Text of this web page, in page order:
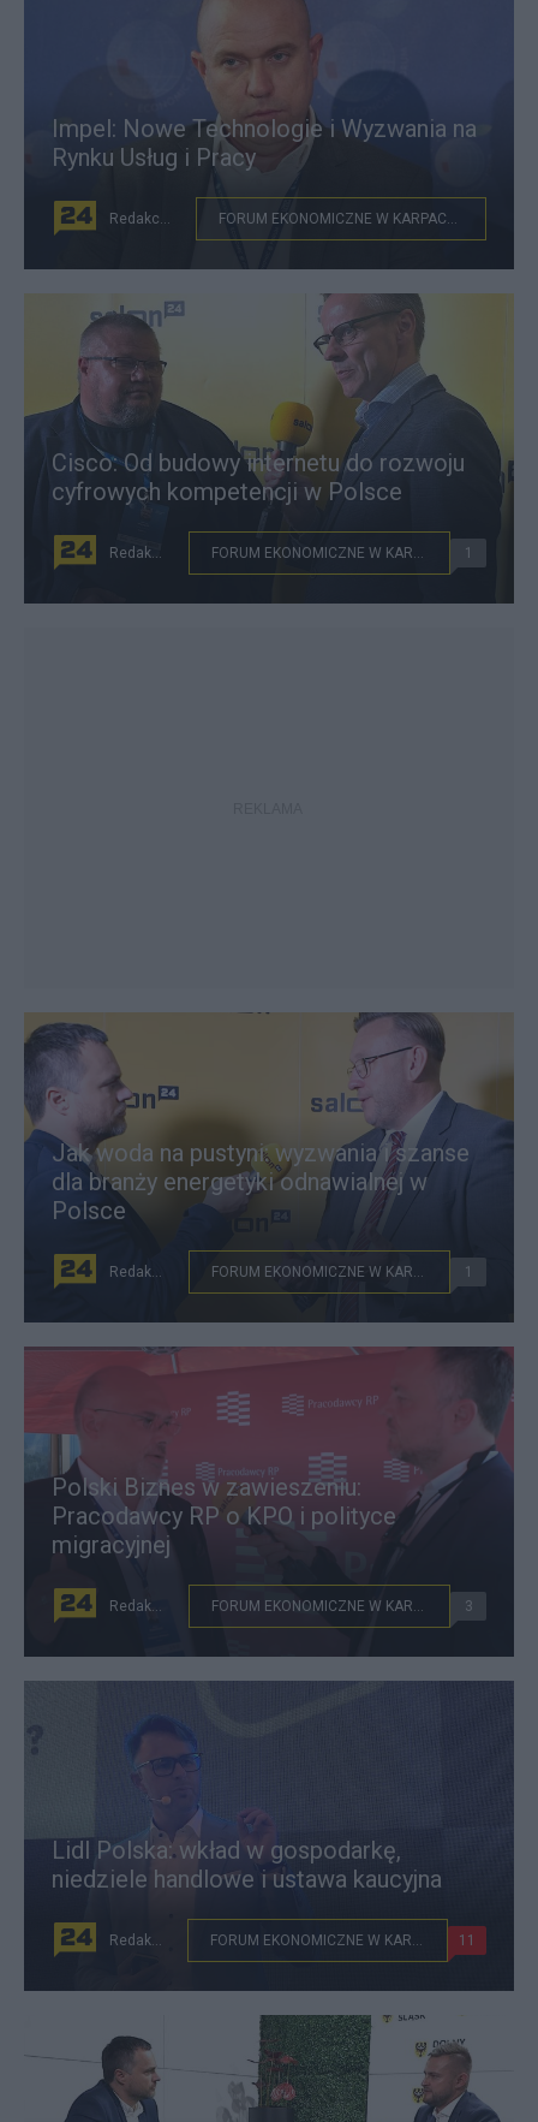
Impel: Nowe Technologie i Wyzwania na
Rynku Usług i Pracy
Redakcja FORUM EKONOMICZNE W KARPACZU
Cisco: Od budowy internetu do rozwoju
cyfrowych kompetencji w Polsce
Redakcja FORUM EKONOMICZNE W KARPACZU 1
Jak woda na pustyni: wyzwania i szanse
dla branży energetyki odnawialnej w
Polsce
Redakcja FORUM EKONOMICZNE W KARPACZU 1
Polski Biznes w zawieszeniu:
Pracodawcy RP o KPO i polityce
migracyjnej
Redakcja FORUM EKONOMICZNE W KARPACZU 3
Lidl Polska: wkład w gospodarkę,
niedziele handlowe i ustawa kaucyjna
Redakcja FORUM EKONOMICZNE W KARPACZU 11